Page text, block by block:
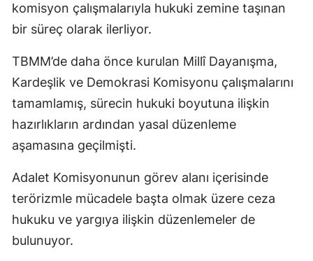
komisyon çalışmalarıyla hukuki zemine taşınan
bir süreç olarak ilerliyor.
TBMM’de daha önce kurulan Millî Dayanışma,
Kardeşlik ve Demokrasi Komisyonu çalışmalarını
tamamlamış, sürecin hukuki boyutuna ilişkin
hazırlıkların ardından yasal düzenleme
aşamasına geçilmişti.
Adalet Komisyonunun görev alanı içerisinde
terörizmle mücadele başta olmak üzere ceza
hukuku ve yargıya ilişkin düzenlemeler de
bulunuyor.